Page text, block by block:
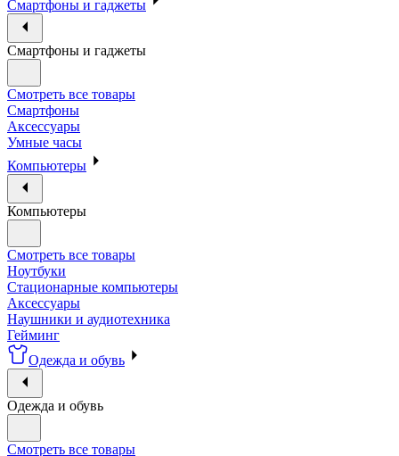
Смартфоны и гаджеты
Смартфоны и гаджеты
Смотреть все товары
Смартфоны
Аксессуары
Умные часы
Компьютеры
Компьютеры
Смотреть все товары
Ноутбуки
Стационарные компьютеры
Аксессуары
Наушники и аудиотехника
Гейминг
Одежда и обувь
Одежда и обувь
Смотреть все товары